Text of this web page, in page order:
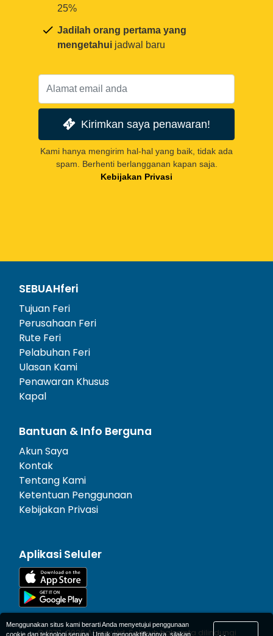
25%
Jadilah orang pertama yang
mengetahui jadwal baru
Kirimkan saya penawaran!
Kami hanya mengirim hal-hal yang baik, tidak ada
spam. Berhenti berlangganan kapan saja.
Kebijakan Privasi
SEBUAHferi
Tujuan Feri
Perusahaan Feri
Rute Feri
Pelabuhan Feri
Ulasan Kami
Penawaran Khusus
Kapal
Bantuan & Info Berguna
Akun Saya
Kontak
Tentang Kami
Ketentuan Penggunaan
Kebijakan Privasi
Aplikasi Seluler
© 1977-2026AFerry Ltd. Seluruh hak cipta dilindungi
Menggunakan situs kami berarti Anda menyetujui penggunaan
cookie dan teknologi serupa. Untuk menonaktifkannya, silakan